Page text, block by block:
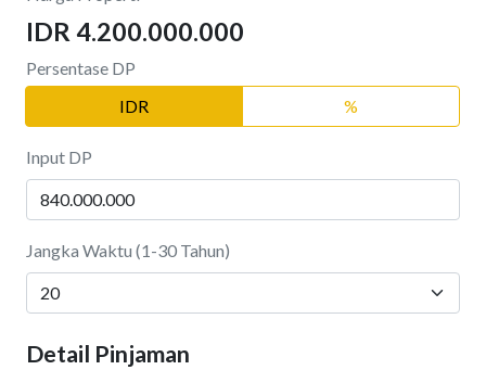
IDR 4.200.000.000
Persentase DP
IDR
%
Input DP
Jangka Waktu (1-30 Tahun)
Detail Pinjaman